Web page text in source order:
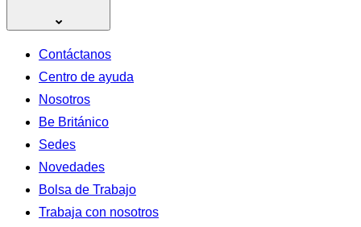
Contáctanos
Centro de ayuda
Nosotros
Be Británico
Sedes
Novedades
Bolsa de Trabajo
Trabaja con nosotros